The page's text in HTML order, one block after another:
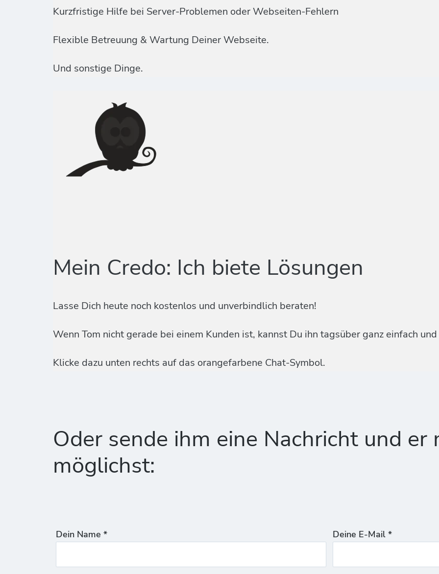
Kurzfristige Hilfe bei Server-Problemen oder Webseiten-Fehlern
Flexible Betreuung & Wartung Deiner Webseite.
Und sonstige Dinge.
Mein Credo: Ich biete Lösungen
Lasse Dich heute noch kostenlos und unverbindlich beraten!
Wenn Tom nicht gerade bei einem Kunden ist, kannst Du ihn tagsüber ganz einfach
Klicke dazu unten rechts auf das orangefarbene Chat-Symbol.
Oder sende ihm eine Nachricht und
möglichst:
Dein Name * Deine E-Mail *